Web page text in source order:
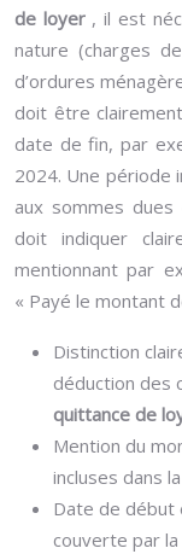
de loyer , il est
nature (charges
d’ordures
doit être
date de fin, par
2024. Une période
aux sommes
doit indiquer
mentionnant par
« Payé le montant
Distinction
déduction des
quittance de
Mention du
incluses dans la
Date de début
couverte par la